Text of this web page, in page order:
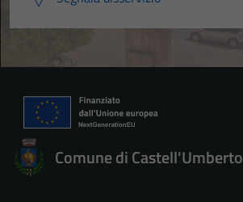
Comune di Castell'Umberto